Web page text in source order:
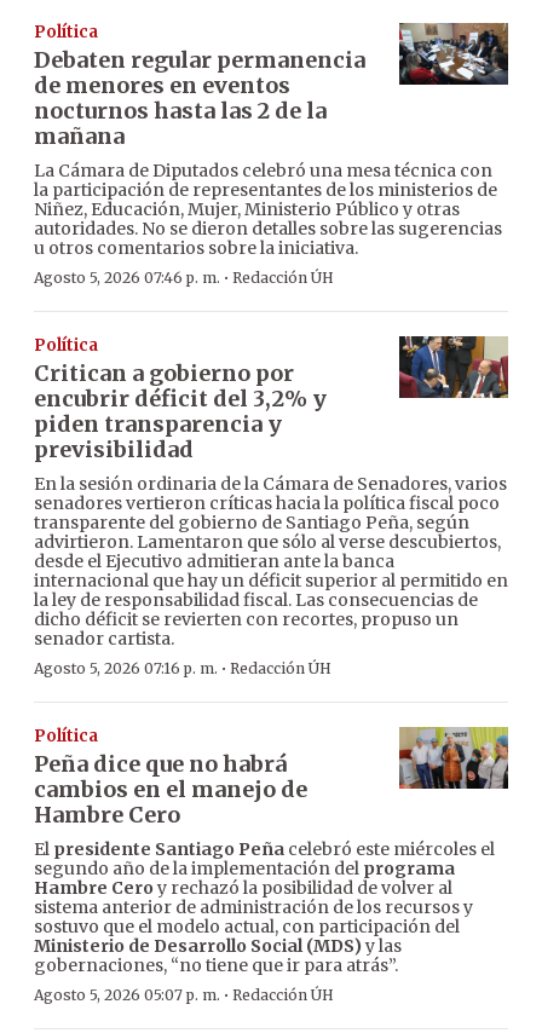
Política
Debaten regular permanencia
de menores en eventos
nocturnos hasta las 2 de la
mañana
La Cámara de Diputados celebró una mesa técnica con
la participación de representantes de los ministerios de
Niñez, Educación, Mujer, Ministerio Público y otras
autoridades. No se dieron detalles sobre las sugerencias
u otros comentarios sobre la iniciativa.
Agosto 5, 2026 07:46 p. m. · Redacción ÚH
Política
Critican a gobierno por
encubrir déficit del 3,2% y
piden transparencia y
previsibilidad
En la sesión ordinaria de la Cámara de Senadores, varios
senadores vertieron críticas hacia la política fiscal poco
transparente del gobierno de Santiago Peña, según
advirtieron. Lamentaron que sólo al verse descubiertos,
desde el Ejecutivo admitieran ante la banca
internacional que hay un déficit superior al permitido en
la ley de responsabilidad fiscal. Las consecuencias de
dicho déficit se revierten con recortes, propuso un
senador cartista.
Agosto 5, 2026 07:16 p. m. · Redacción ÚH
Política
Peña dice que no habrá
cambios en el manejo de
Hambre Cero
El presidente Santiago Peña celebró este miércoles el
segundo año de la implementación del programa
Hambre Cero y rechazó la posibilidad de volver al
sistema anterior de administración de los recursos y
sostuvo que el modelo actual, con participación del
Ministerio de Desarrollo Social (MDS)y las
gobernaciones, “no tiene que ir para atrás”.
Agosto 5, 2026 05:07 p. m. · Redacción ÚH